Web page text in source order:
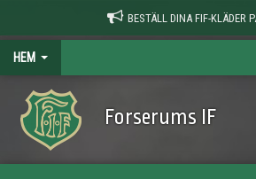
BESTÄLL DINA FIF-KLÄDER
HEM
Forserums IF